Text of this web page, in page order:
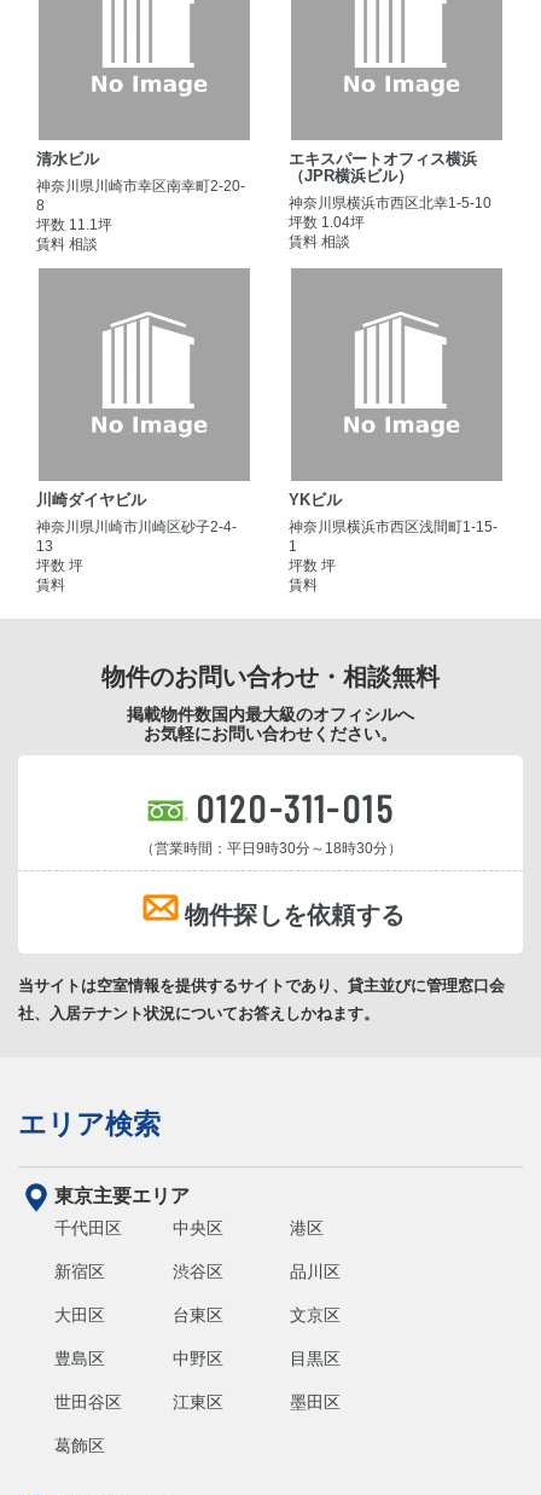
清水ビル
神奈川県川崎市幸区南幸町2-20-
8
坪数 11.1坪
賃料 相談
エキスパートオフィス横浜
（JPR横浜ビル）
神奈川県横浜市西区北幸1-5-10
坪数 1.04坪
賃料 相談
川崎ダイヤビル
神奈川県川崎市川崎区砂子2-4-
13
坪数 坪
賃料
YKビル
神奈川県横浜市西区浅間町1-15-
1
坪数 坪
賃料
物件のお問い合わせ・相談無料
掲載物件数国内最大級のオフィシルへ
お気軽にお問い合わせください。
0120-311-015
（営業時間：平日9時30分～18時30分）
物件探しを依頼する
当サイトは空室情報を提供するサイトであり、貸主並びに管理窓口会
社、入居テナント状況についてお答えしかねます。
エリア検索
東京主要エリア
千代田区 中央区 港区
新宿区 渋谷区 品川区
大田区 台東区 文京区
豊島区 中野区 目黒区
世田谷区 江東区 墨田区
葛飾区